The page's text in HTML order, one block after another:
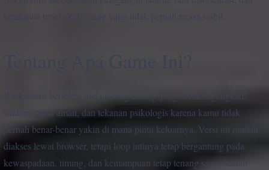
Backrooms berfokus pada lorong-lorong yang membingungkan,
suasana tidak aman, dan tekanan psikologis karena kamu tidak
pernah benar-benar yakin di mana pintu keluarnya. Versi ini mudah
diakses lewat browser, tetapi loop intinya tetap bergantung pada
kewaspadaan, timing, dan kemampuan tetap tenang saat tekanan